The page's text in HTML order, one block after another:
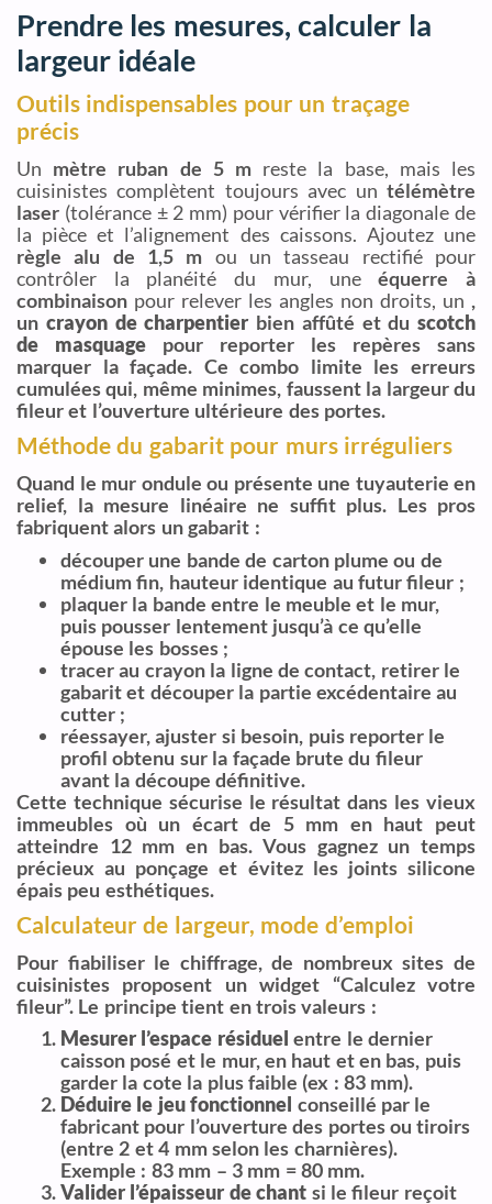
Prendre les mesures, calculer la
largeur idéale
Outils indispensables pour un traçage
précis
Un mètre ruban de 5 m reste la base, mais les
cuisinistes complètent toujours avec un télémètre
laser (tolérance ± 2 mm) pour vérifier la diagonale de
la pièce et l’alignement des caissons. Ajoutez une
règle alu de 1,5 m ou un tasseau rectifié pour
contrôler la planéité du mur, uneéquerre à
combinaison pour relever les angles non droits, un ,
un crayon de charpentierbien affûté et du scotch
de masquage pour reporter les repères sans
marquer la façade. Ce combo limite les erreurs
cumulées qui, même minimes, faussent la largeur du
fileur et l’ouverture ultérieure des portes.
Méthode du gabarit pour murs irréguliers
Quand le mur ondule ou présente une tuyauterie en
relief, la mesure linéaire ne suffit plus. Les pros
fabriquent alors un gabarit :
découper une bande de carton plume ou de
médium fin, hauteur identique au futur fileur ;
plaquer la bande entre le meuble et le mur,
puis pousser lentement jusqu’à ce qu’elle
épouse les bosses ;
tracer au crayon la ligne de contact, retirer le
gabarit et découper la partie excédentaire au
cutter ;
réessayer, ajuster si besoin, puis reporter le
profil obtenu sur la façade brute du fileur
avant la découpe définitive.
Cette technique sécurise le résultat dans les vieux
immeubles où un écart de 5 mm en haut peut
atteindre 12 mm en bas. Vous gagnez un temps
précieux au ponçage et évitez les joints silicone
épais peu esthétiques.
Calculateur de largeur, mode d’emploi
Pour fiabiliser le chiffrage, de nombreux sites de
cuisinistes proposent un widget “Calculez votre
fileur”. Le principe tient en trois valeurs :
Mesurer l’espace résiduel entre le dernier
caisson posé et le mur, en haut et en bas, puis
garder la cote la plus faible (ex : 83 mm).
Déduire le jeu fonctionnel conseillé par le
fabricant pour l’ouverture des portes ou tiroirs
(entre 2 et 4 mm selon les charnières).
Exemple : 83 mm – 3 mm = 80 mm.
Valider l’épaisseur de chant si le fileur reçoit